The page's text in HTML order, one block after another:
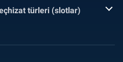
türleri (slotlar)